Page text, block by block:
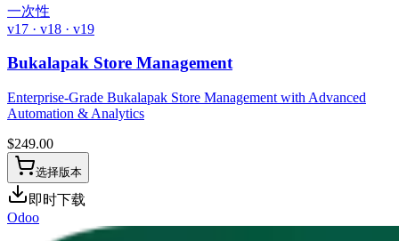
一次性
v17 · v18 · v19
Bukalapak Store Management
Enterprise-Grade Bukalapak Store Management with Advanced
Automation & Analytics
$249.00
选择版本
即时下载
Odoo